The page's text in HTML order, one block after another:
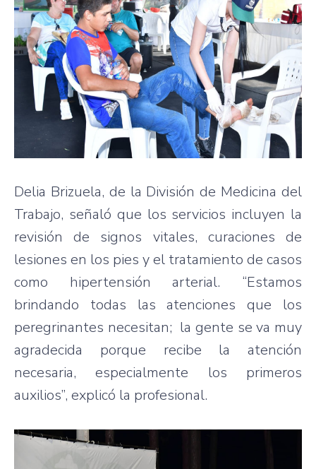
Delia Brizuela, de la División de Medicina del
Trabajo, señaló que los servicios incluyen la
revisión de signos vitales, curaciones de
lesiones en los pies y el tratamiento de casos
como hipertensión arterial. “Estamos
brindando todas las atenciones que los
peregrinantes necesitan; la gente se va muy
agradecida porque recibe la atención
necesaria, especialmente los primeros
auxilios”, explicó la profesional.